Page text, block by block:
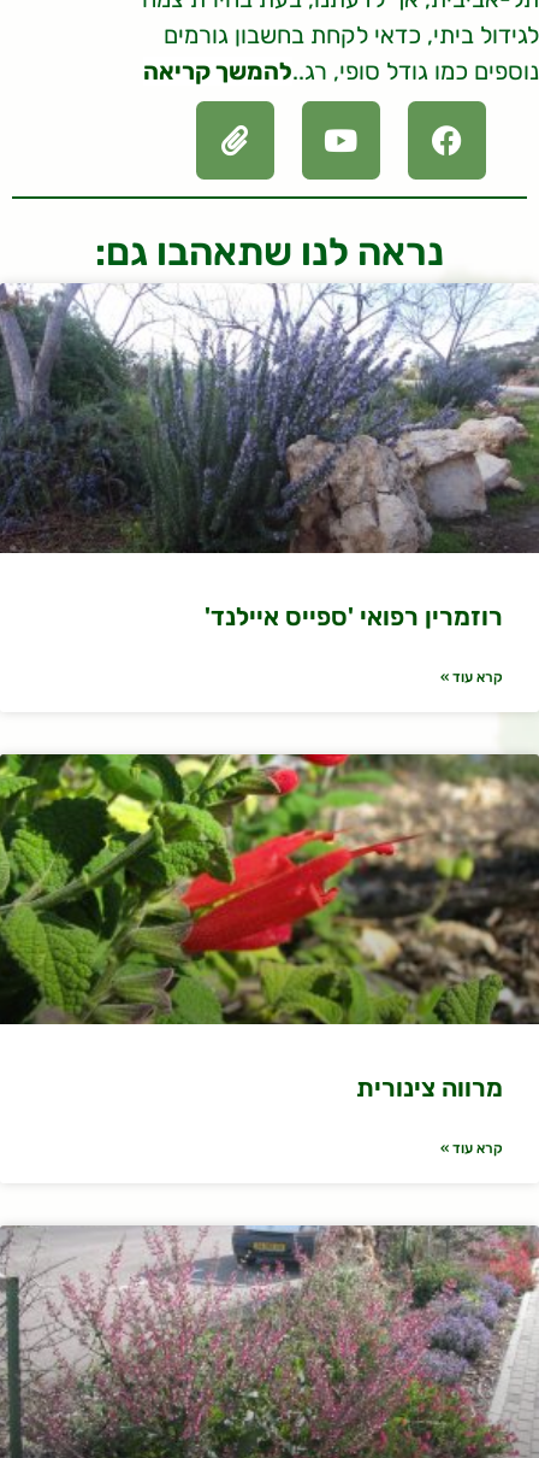
לגידול ביתי, כדאי לקחת בחשבון גורמים
נוספים כמו גודל סופי, רג..להמשך קריאה
נראה לנו שתאהבו גם:
רוזמרין רפואי 'ספייס איילנד'
קרא עוד »
מרווה צינורית
קרא עוד »